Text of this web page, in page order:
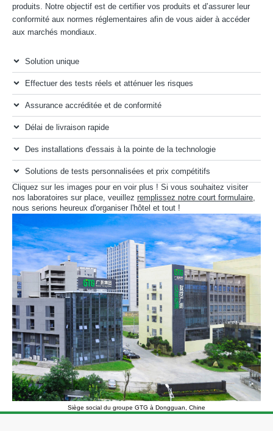
produits. Notre objectif est de certifier vos produits et d’assurer leur
conformité aux normes réglementaires afin de vous aider à accéder
aux marchés mondiaux.
Solution unique
Effectuer des tests réels et atténuer les risques
Assurance accréditée et de conformité
Délai de livraison rapide
Des installations d'essais à la pointe de la technologie
Solutions de tests personnalisées et prix compétitifs
Cliquez sur les images pour en voir plus ! Si vous souhaitez visiter
nos laboratoires sur place, veuillez remplissez notre court formulaire
nous serions heureux d'organiser l'hôtel et tout !
Siège social du groupe GTG à Dongguan, Chine